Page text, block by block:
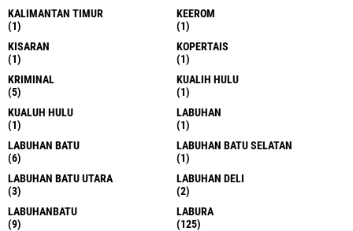
KALIMANTAN TIMUR
(1)
KEEROM
(1)
KISARAN
(1)
KOPERTAIS
(1)
KRIMINAL
(5)
KUALIH HULU
(1)
KUALUH HULU
(1)
LABUHAN
(1)
LABUHAN BATU
(6)
LABUHAN BATU SELATAN
(1)
LABUHAN BATU UTARA
(3)
LABUHAN DELI
(2)
LABUHANBATU
(9)
LABURA
(125)